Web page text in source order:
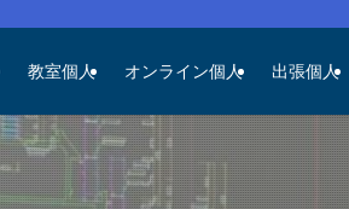
教室個人 オンライン個人 出張個人